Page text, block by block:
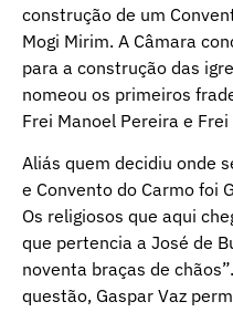
construção de um
Mogi Mirim. A Câmara
para a construção das
nomeou os primeiros
Frei Manoel Pereira e
Aliás quem decidiu onde
e Convento do Carmo foi
Os religiosos que aqui
que pertencia a José de
noventa braças de
questão, Gaspar Vaz